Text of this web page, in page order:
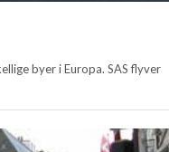
byer i Europa. SAS flyver